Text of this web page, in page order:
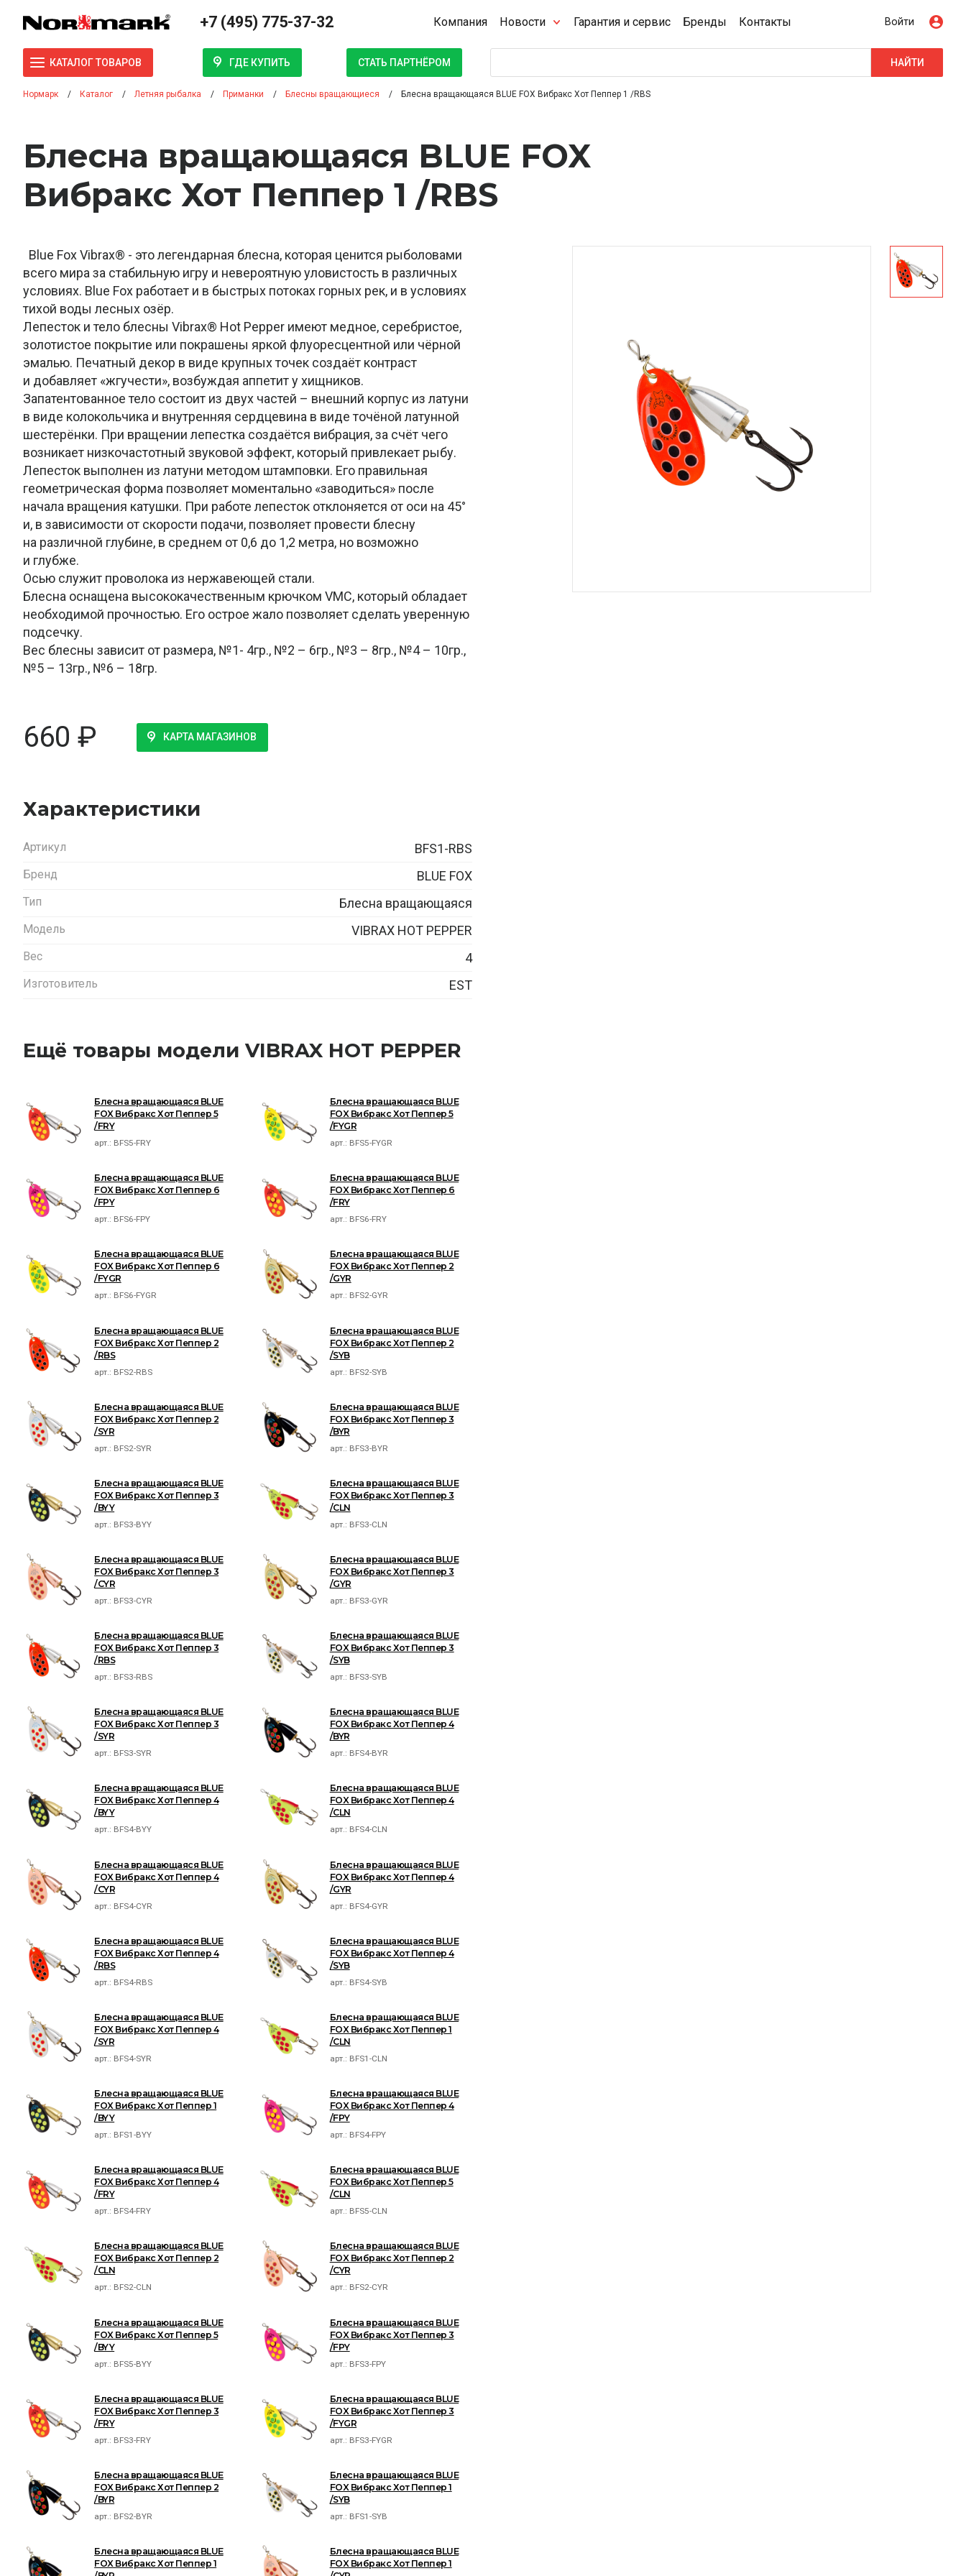
+7 (495) 775-37-32 Компания Новости Гарантия и сервис Бренды Контакты Войти
КАТАЛОГ ТОВАРОВ ГДЕ КУПИТЬ СТАТЬ ПАРТНЁРОМ НАЙТИ
Нормарк Каталог Летняя рыбалка Приманки Блесны вращающиеся Блесна вращающаяся BLUE FOX Вибракс Хот Пеппер 1 /RBS
Блесна вращающаяся BLUE FOX
Вибракс Хот Пеппер 1 /RBS
Blue Fox Vibrax® - это легендарная блесна, которая ценится рыболовами
всего мира за стабильную игру и невероятную уловистость в различных
условиях. Blue Fox работает и в быстрых потоках горных рек, и в условиях
тихой воды лесных озёр.
Лепесток и тело блесны Vibrax® Hot Pepper имеют медное, серебристое,
золотистое покрытие или покрашены яркой флуоресцентной или чёрной
эмалью. Печатный декор в виде крупных точек создаёт контраст
и добавляет «жгучести», возбуждая аппетит у хищников.
Запатентованное тело состоит из двух частей – внешний корпус из латуни
в виде колокольчика и внутренняя сердцевина в виде точёной латунной
шестерёнки. При вращении лепестка создаётся вибрация, за счёт чего
возникает низкочастотный звуковой эффект, который привлекает рыбу.
Лепесток выполнен из латуни методом штамповки. Его правильная
геометрическая форма позволяет моментально «заводиться» после
начала вращения катушки. При работе лепесток отклоняется от оси на 45°
и, в зависимости от скорости подачи, позволяет провести блесну
на различной глубине, в среднем от 0,6 до 1,2 метра, но возможно
и глубже.
Осью служит проволока из нержавеющей стали.
Блесна оснащена высококачественным крючком VMC, который обладает
необходимой прочностью. Его острое жало позволяет сделать уверенную
подсечку.
Вес блесны зависит от размера, №1- 4гр., №2 – 6гр., №3 – 8гр., №4 – 10гр.,
№5 – 13гр., №6 – 18гр.
660 ₽ КАРТА МАГАЗИНОВ
Характеристики
Артикул BFS1-RBS
Бренд BLUE FOX
Тип Блесна вращающаяся
Модель VIBRAX HOT PEPPER
Вес 4
Изготовитель EST
Ещё товары модели VIBRAX HOT PEPPER
Блесна вращающаяся BLUE
FOX Вибракс Хот Пеппер 5
/FRY
арт.: BFS5-FRY
Блесна вращающаяся BLUE
FOX Вибракс Хот Пеппер 5
/FYGR
арт.: BFS5-FYGR
Блесна вращающаяся BLUE
FOX Вибракс Хот Пеппер 6
/FPY
арт.: BFS6-FPY
Блесна вращающаяся BLUE
FOX Вибракс Хот Пеппер 6
/FRY
арт.: BFS6-FRY
Блесна вращающаяся BLUE
FOX Вибракс Хот Пеппер 6
/FYGR
арт.: BFS6-FYGR
Блесна вращающаяся BLUE
FOX Вибракс Хот Пеппер 2
/GYR
арт.: BFS2-GYR
Блесна вращающаяся BLUE
FOX Вибракс Хот Пеппер 2
/RBS
арт.: BFS2-RBS
Блесна вращающаяся BLUE
FOX Вибракс Хот Пеппер 2
/SYB
арт.: BFS2-SYB
Блесна вращающаяся BLUE
FOX Вибракс Хот Пеппер 2
/SYR
арт.: BFS2-SYR
Блесна вращающаяся BLUE
FOX Вибракс Хот Пеппер 3
/BYR
арт.: BFS3-BYR
Блесна вращающаяся BLUE
FOX Вибракс Хот Пеппер 3
/BYY
арт.: BFS3-BYY
Блесна вращающаяся BLUE
FOX Вибракс Хот Пеппер 3
/CLN
арт.: BFS3-CLN
Блесна вращающаяся BLUE
FOX Вибракс Хот Пеппер 3
/CYR
арт.: BFS3-CYR
Блесна вращающаяся BLUE
FOX Вибракс Хот Пеппер 3
/GYR
арт.: BFS3-GYR
Блесна вращающаяся BLUE
FOX Вибракс Хот Пеппер 3
/RBS
арт.: BFS3-RBS
Блесна вращающаяся BLUE
FOX Вибракс Хот Пеппер 3
/SYB
арт.: BFS3-SYB
Блесна вращающаяся BLUE
FOX Вибракс Хот Пеппер 3
/SYR
арт.: BFS3-SYR
Блесна вращающаяся BLUE
FOX Вибракс Хот Пеппер 4
/BYR
арт.: BFS4-BYR
Блесна вращающаяся BLUE
FOX Вибракс Хот Пеппер 4
/BYY
арт.: BFS4-BYY
Блесна вращающаяся BLUE
FOX Вибракс Хот Пеппер 4
/CLN
арт.: BFS4-CLN
Блесна вращающаяся BLUE
FOX Вибракс Хот Пеппер 4
/CYR
арт.: BFS4-CYR
Блесна вращающаяся BLUE
FOX Вибракс Хот Пеппер 4
/GYR
арт.: BFS4-GYR
Блесна вращающаяся BLUE
FOX Вибракс Хот Пеппер 4
/RBS
арт.: BFS4-RBS
Блесна вращающаяся BLUE
FOX Вибракс Хот Пеппер 4
/SYB
арт.: BFS4-SYB
Блесна вращающаяся BLUE
FOX Вибракс Хот Пеппер 4
/SYR
арт.: BFS4-SYR
Блесна вращающаяся BLUE
FOX Вибракс Хот Пеппер 1
/CLN
арт.: BFS1-CLN
Блесна вращающаяся BLUE
FOX Вибракс Хот Пеппер 1
/BYY
арт.: BFS1-BYY
Блесна вращающаяся BLUE
FOX Вибракс Хот Пеппер 4
/FPY
арт.: BFS4-FPY
Блесна вращающаяся BLUE
FOX Вибракс Хот Пеппер 4
/FRY
арт.: BFS4-FRY
Блесна вращающаяся BLUE
FOX Вибракс Хот Пеппер 5
/CLN
арт.: BFS5-CLN
Блесна вращающаяся BLUE
FOX Вибракс Хот Пеппер 2
/CLN
арт.: BFS2-CLN
Блесна вращающаяся BLUE
FOX Вибракс Хот Пеппер 2
/CYR
арт.: BFS2-CYR
Блесна вращающаяся BLUE
FOX Вибракс Хот Пеппер 5
/BYY
арт.: BFS5-BYY
Блесна вращающаяся BLUE
FOX Вибракс Хот Пеппер 3
/FPY
арт.: BFS3-FPY
Блесна вращающаяся BLUE
FOX Вибракс Хот Пеппер 3
/FRY
арт.: BFS3-FRY
Блесна вращающаяся BLUE
FOX Вибракс Хот Пеппер 3
/FYGR
арт.: BFS3-FYGR
Блесна вращающаяся BLUE
FOX Вибракс Хот Пеппер 2
/BYR
арт.: BFS2-BYR
Блесна вращающаяся BLUE
FOX Вибракс Хот Пеппер 1
/SYB
арт.: BFS1-SYB
Блесна вращающаяся BLUE
FOX Вибракс Хот Пеппер 1
Блесна вращающаяся BLUE
FOX Вибракс Хот Пеппер 1